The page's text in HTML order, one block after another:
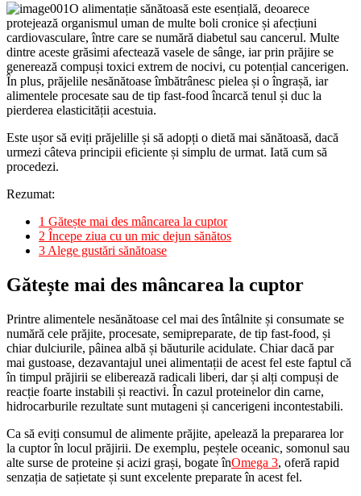
O alimentație sănătoasă este esențială, deoarece
protejează organismul uman de multe boli cronice și afecțiuni
cardiovasculare, între care se numără diabetul sau cancerul. Multe
dintre aceste grăsimi afectează vasele de sânge, iar prin prăjire se
generează compuși toxici extrem de nocivi, cu potențial cancerigen.
În plus, prăjelile nesănătoase îmbătrânesc pielea și o îngrașă, iar
alimentele procesate sau de tip fast-food încarcă tenul și duc la
pierderea elasticității acestuia.
Este ușor să eviți prăjelille și să adopți o dietă mai sănătoasă, dacă
urmezi câteva principii eficiente și simplu de urmat. Iată cum să
procedezi.
Rezumat:
1 Gătește mai des mâncarea la cuptor
2 Începe ziua cu un mic dejun sănătos
3 Alege gustări sănătoase
Gătește mai des mâncarea la cuptor
Printre alimentele nesănătoase cel mai des întâlnite și consumate se
numără cele prăjite, procesate, semipreparate, de tip fast-food, și
chiar dulciurile, pâinea albă și băuturile acidulate. Chiar dacă par
mai gustoase, dezavantajul unei alimentații de acest fel este faptul că
în timpul prăjirii se eliberează radicali liberi, dar și alți compuși de
reacție foarte instabili și reactivi. În cazul proteinelor din carne,
hidrocarburile rezultate sunt mutageni și cancerigeni incontestabili.
Ca să eviți consumul de alimente prăjite, apelează la prepararea lor
la cuptor în locul prăjirii. De exemplu, peștele oceanic, somonul sau
alte surse de proteine și acizi grași, bogate înOmega 3, oferă rapid
senzația de sațietate și sunt excelente preparate în acest fel.